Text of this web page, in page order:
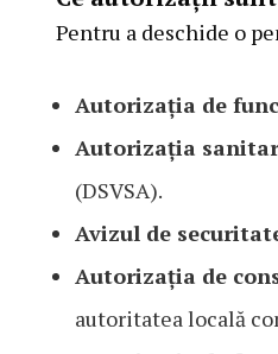
Pentru a deschide o
Autorizația de
Autorizația
(DSVSA).
Avizul de
Autorizația de
autoritatea locală